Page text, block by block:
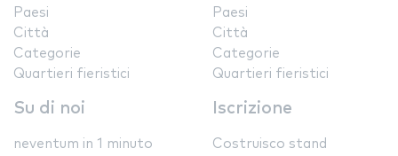
Paesi
Città
Categorie
Quartieri fieristici
Paesi
Città
Categorie
Quartieri fieristici
Su di noi
neventum in 1 minuto
Iscrizione
Costruisco stand